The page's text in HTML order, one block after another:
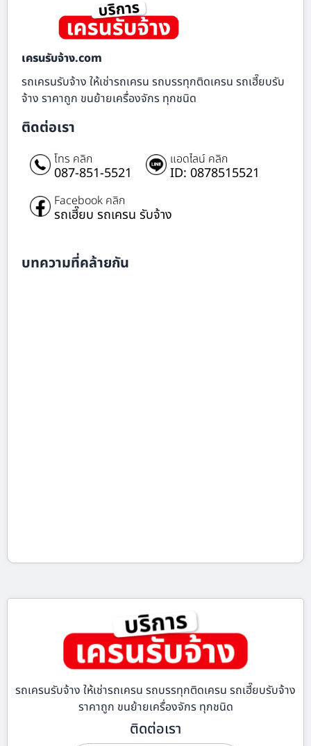
เครนรับจ้าง.com
รถเครนรับจ้าง ให้เช่ารถเครน รถบรรทุกติดเครน รถเฮี๊ยบรับ
จ้าง ราคาถูก ขนย้ายเครื่องจักร ทุกชนิด
ติดต่อเรา
โทร คลิก
087-851-5521
แอดไลน์ คลิก
ID: 0878515521
Facebook คลิก
รถเฮี๊ยบ รถเครน รับจ้าง
บทความที่คล้ายกัน
รถเครนรับจ้าง ให้เช่ารถเครน รถบรรทุกติดเครน รถเฮี๊ยบรับจ้าง
ราคาถูก ขนย้ายเครื่องจักร ทุกชนิด
ติดต่อเรา